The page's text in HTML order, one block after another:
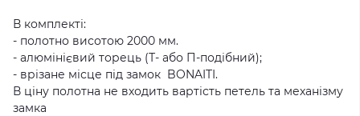
В комплекті:
- полотно висотою 2000 мм.
- алюмінієвий торець (Т- або П-подібний);
- врізане місце під замок BONAITI.
В ціну полотна не входить вартість петель та механізму
замка